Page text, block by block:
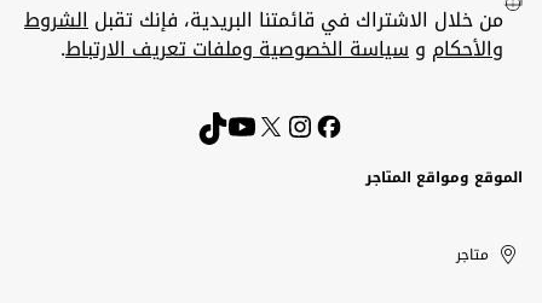
من خلال الاشتراك في قائمتنا البريدية، فإنك تقبلالشروط
والأحكام وسياسة الخصوصية وملفات تعريف الارتباط.
الموقع ومواقع المتاجر
United
Arab
Kuwait
الإمارات
العربية
الكويت
متاجر